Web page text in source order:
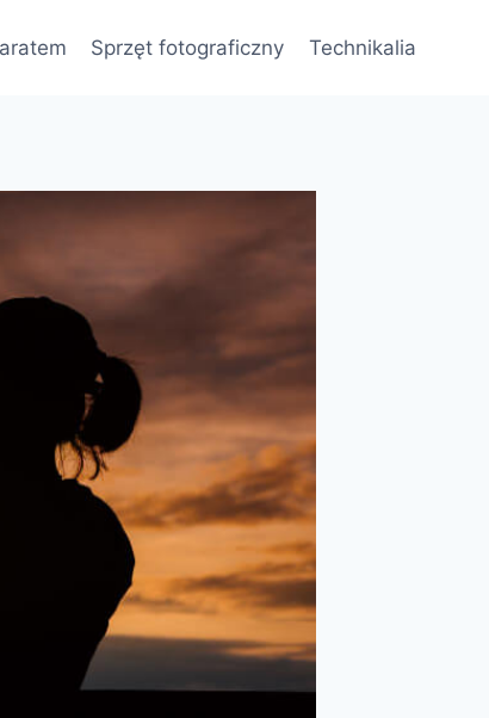
Sprzęt fotograficzny Technikalia